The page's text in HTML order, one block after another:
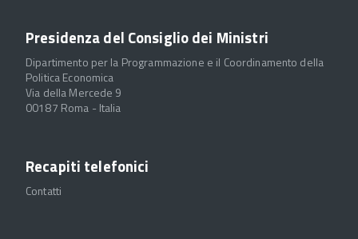
Presidenza del Consiglio dei Ministri
Dipartimento per la Programmazione e il Coordinamento della
Politica Economica
Via della Mercede 9
00187 Roma - Italia
Recapiti telefonici
Contatti